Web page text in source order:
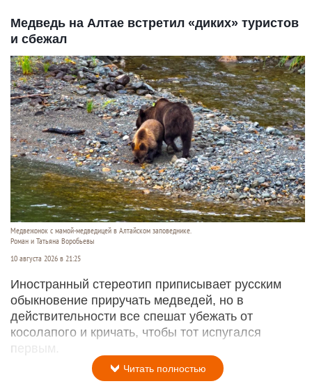
Медведь на Алтае встретил «диких» туристов
и сбежал
Медвежонок с мамой-медведицей в Алтайском заповеднике.
Роман и Татьяна Воробьевы
10 августа 2026 в 21:25
Иностранный стереотип приписывает русским
обыкновение приручать медведей, но в
действительности все спешат убежать от
косолапого и кричать, чтобы тот испугался
первым.
Читать полностью